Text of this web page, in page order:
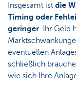
Insgesamt ist die
Timing oder
geringer. Ihr Geld
eventuellen
schließlich
wie sich Ihre